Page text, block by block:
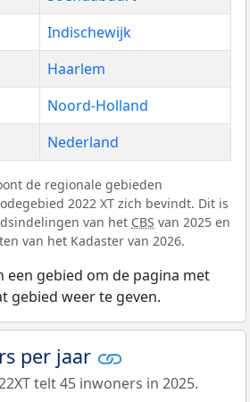
Indischewijk
Haarlem
Noord-Holland
Nederland
de regionale gebieden
2022 XT zich bevindt. Dit is
van het CBS van 2025 en
van het Kadaster van 2026.
een gebied om de pagina met
gebied weer te geven.
per jaar
telt 45 inwoners in 2025.